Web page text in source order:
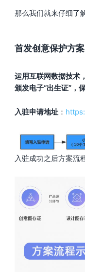
那么我们就来仔细了
首发创意保护方案
运用互联网数据技术
颁发电子“出生证”，
入驻申请地址 ：
入驻成功之后方案流